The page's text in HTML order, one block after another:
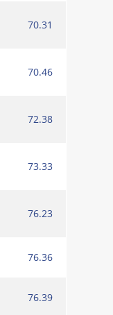
70.31
70.46
72.38
73.33
76.23
76.36
76.39